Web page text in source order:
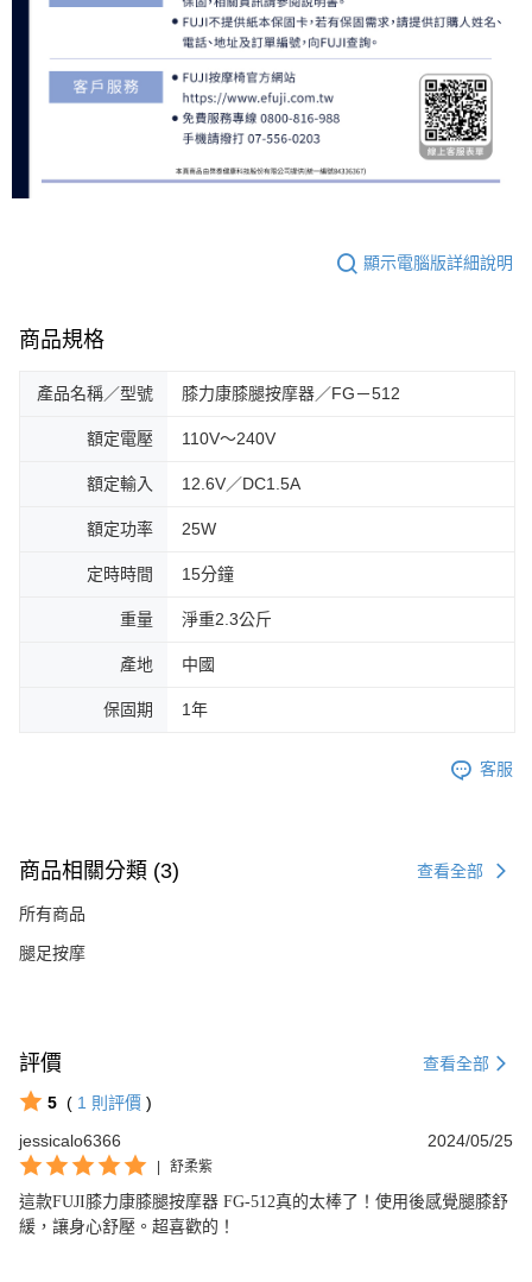
顯示電腦版詳細說明
商品規格
產品名稱／型號 膝力康膝腿按摩器／FG－512
額定電壓 110V～240V
額定輸入 12.6V／DC1.5A
額定功率 25W
定時時間 15分鐘
重量 淨重2.3公斤
產地 中國
保固期 1年
客服
商品相關分類 (3) 查看全部
所有商品
腿足按摩
評價 查看全部
5 ( 1 則評價 )
jessicalo6366
2024/05/25
| 舒柔紫
這款FUJI膝力康膝腿按摩器 FG-512真的太棒了！使用後感覺腿膝舒
緩，讓身心舒壓。超喜歡的！